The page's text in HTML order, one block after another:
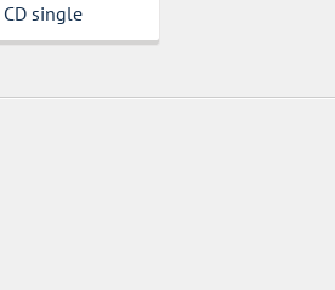
single